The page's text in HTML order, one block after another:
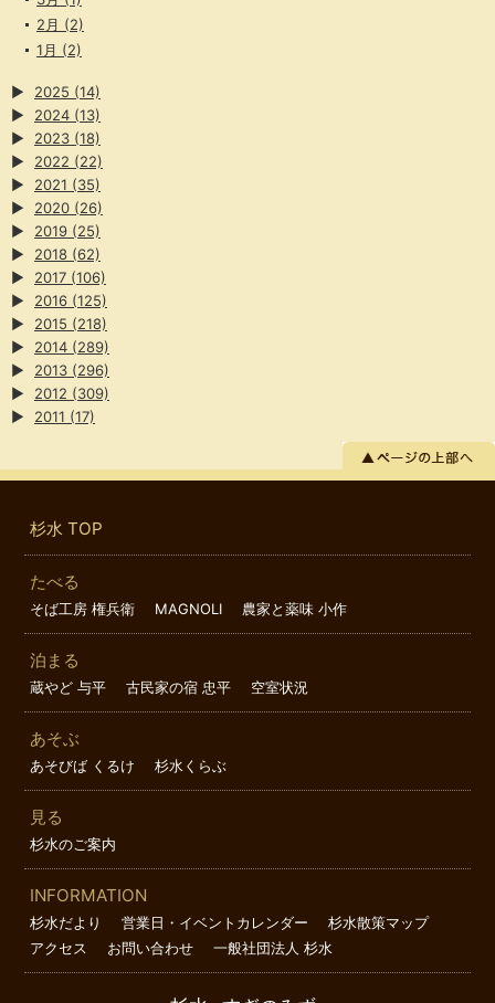
2月 (2)
1月 (2)
▶ 2025 (14)
▶
2024 (13)
▶
2023 (18)
▶
2022 (22)
▶
2021 (35)
▶
2020 (26)
▶
2019 (25)
▶
2018 (62)
▶
2017 (106)
▶
2016 (125)
▶
2015 (218)
▶
2014 (289)
▶
2013 (296)
▶
2012 (309)
▶
2011 (17)
杉水 TOP
たべる
そば工房 権兵衛 MAGNOLI 農家と薬味 小作
泊まる
蔵やど 与平 古民家の宿 忠平 空室状況
あそぶ
あそびば くるけ 杉水くらぶ
見る
杉水のご案内
INFORMATION
杉水だより 営業日・イベントカレンダー
杉水散策マップ
アクセス
お問い合わせ 一般社団法人 杉水